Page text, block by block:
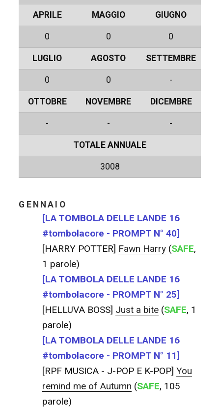
APRILE MAGGIO GIUGNO
0 0 0
LUGLIO AGOSTO SETTEMBRE
0 0 -
OTTOBRE NOVEMBRE DICEMBRE
- - -
TOTALE ANNUALE
3008
GENNAIO
[LA TOMBOLA DELLE LANDE 16
#tombolacore - PROMPT N° 40]
[HARRY POTTER] Fawn Harry (SAFE,
1 parole)
[LA TOMBOLA DELLE LANDE 16
#tombolacore - PROMPT N° 25]
[HELLUVA BOSS] Just a bite (SAFE, 1
parole)
[LA TOMBOLA DELLE LANDE 16
#tombolacore - PROMPT N° 11]
[RPF MUSICA - J-POP E K-POP]You
remind me of Autumn (SAFE, 105
parole)